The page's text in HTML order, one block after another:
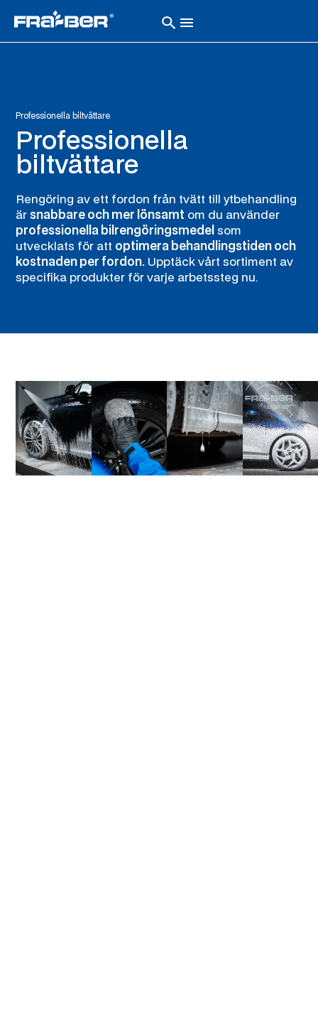
Professionella biltvättare
Professionella
biltvättare
Rengöring av ett fordon från tvätt till ytbehandling
ärsnabbare och mer lönsamt om du använder
professionella bilrengöringsmedel som
utvecklats för att optimera behandlingstiden och
kostnaden per fordon. Upptäck vårt sortiment av
specifika produkter för varje arbetssteg nu.